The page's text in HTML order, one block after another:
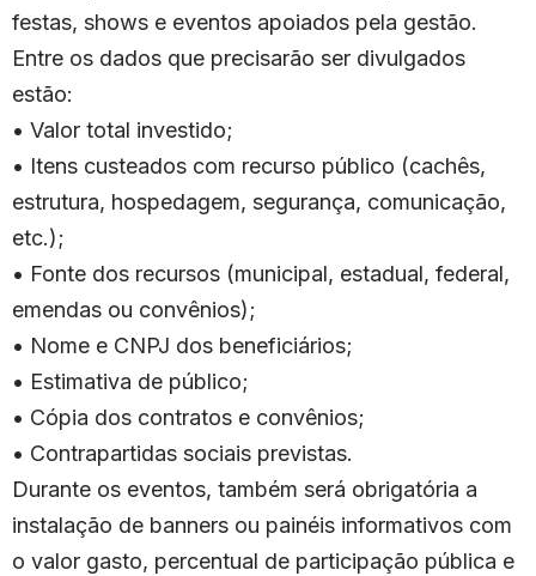
festas, shows e eventos apoiados pela gestão.
Entre os dados que precisarão ser divulgados
estão:
• Valor total investido;
• Itens custeados com recurso público (cachês,
estrutura, hospedagem, segurança, comunicação,
etc.);
• Fonte dos recursos (municipal, estadual, federal,
emendas ou convênios);
• Nome e CNPJ dos beneficiários;
• Estimativa de público;
• Cópia dos contratos e convênios;
• Contrapartidas sociais previstas.
Durante os eventos, também será obrigatória a
instalação de banners ou painéis informativos com
o valor gasto, percentual de participação pública e